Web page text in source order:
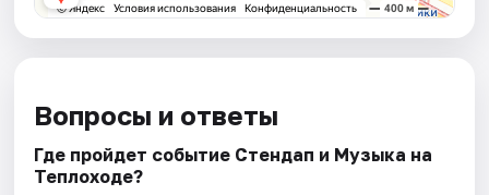
Вопросы и ответы
Где пройдет событие Стендап и Музыка на
Теплоходе?